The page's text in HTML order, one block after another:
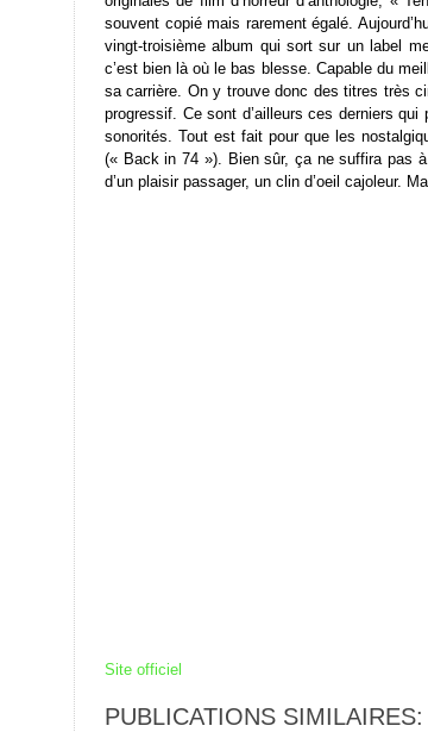
souvent copié mais rarement égalé.
vingt-troisième album qui sort sur un label
c’est bien là où le bas blesse. Capable du
sa carrière. On y trouve donc des titres très
progressif. Ce sont d’ailleurs ces derniers
sonorités. Tout est fait pour que les
(« Back in 74 »). Bien sûr, ça ne suffira pas
d’un plaisir passager, un clin d’oeil cajoleur.
Site officiel
PUBLICATIONS SIMILAIRES: